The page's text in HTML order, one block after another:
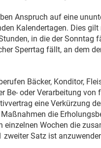
Anspruch auf eine
Kalendertagen. Dies gilt
in die der Sonntag
Sperrtag fällt, an dem
Bäcker, Konditor,
Be- oder Verarbeitung von
eine Verkürzung
die
Wochen die
zweiter Satz ist